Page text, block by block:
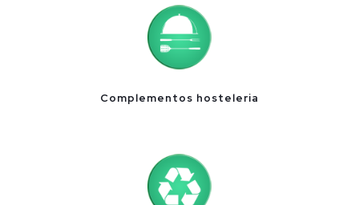
Complementos hosteleria